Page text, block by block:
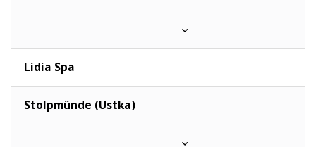
Lidia Spa
Stolpmünde (Ustka)